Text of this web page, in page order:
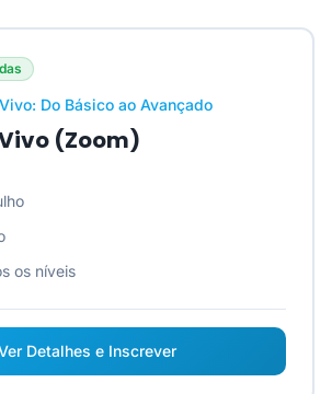
Do Básico ao Avançado
(Zoom)
os níveis
Detalhes e Inscrever